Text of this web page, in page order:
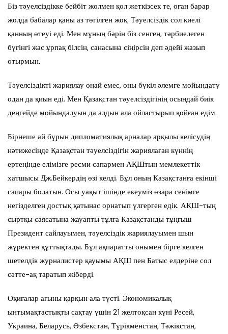
Біз тәуелсіздікке бейбіт жолмен қол жеткізсек те, оған барар
жолда бабалар қаны аз төгілген жоқ. Тәуелсіздік сол киелі
қанның өтеуі еді. Мен мұның бәрін біз сенген, тәрбиелеген
бүгінгі жас ұрпақ білсін, санасына сіңірсін деп әдейі жазып
отырмын.
Тәуелсіздікті жариялау оңай емес, оны бүкіл әлемге мойындату
одан да қиын еді. Мен Қазақстан тәуелсіздігінің осындай биік
деңгейде мойындалуын да алдын ала ойластырып қойған едім.
Бірнеше ай бұрын дипломатиялық арналар арқылы келісудің
нәтижесінде Қазақстан тәуелсіздігін жариялаған күннің
ертеңінде елімізге ресми сапармен АҚШтың мемлекеттік
хатшысы Дж.Бейкердің өзі келді. Бұл оның Қазақстанға екінші
сапары болатын. Осы уақыт ішінде екеуміз өзара сенімге
негізделген достық қатынас орнатып үлгерген едік. АҚШ-тың
сыртқы саясатына жауапты тұлға Қазақстанды тұңғыш
Президент сайлауымен, тәуелсіздік жариялауымен шын
жүректен құттықтады. Бұл ақпаратты онымен бірге келген
шетелдік журналистер қауымы АҚШ пен Батыс елдеріне сол
сәтте-ақ таратып жіберді.
Оқиғалар ағыны қарқын ала түсті. Экономикалық
ынтымақтастықты сақтау үшін 21 желтоқсан күні Ресей,
Украина, Беларусь, Өзбекстан, Түрікменстан, Тәжікстан,